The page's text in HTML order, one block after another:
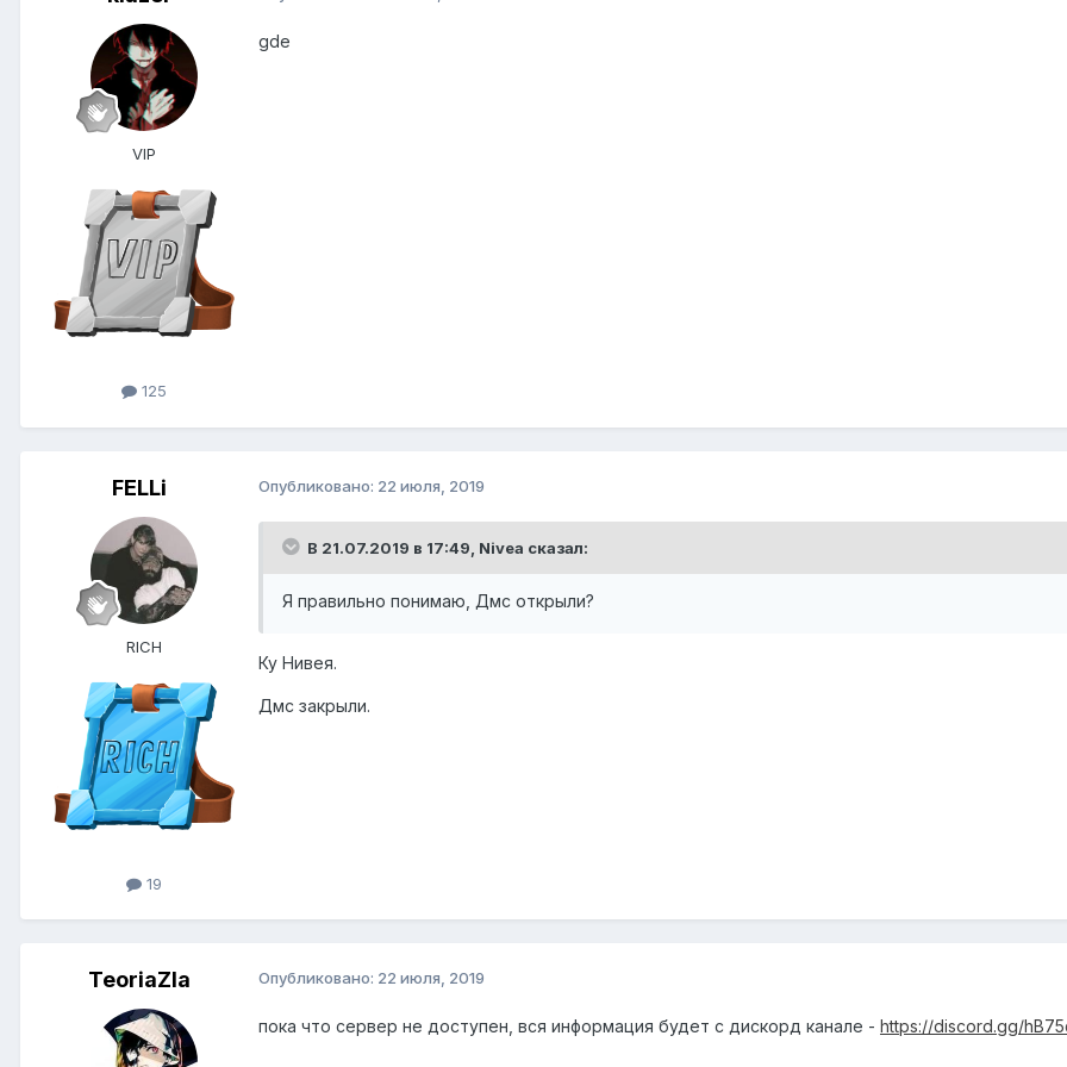
VIP
125
gde
FELLi
RICH
19
Опубликовано: 22 июля, 2019
В 21.07.2019 в 17:49, Nivea сказал:
Я правильно понимаю, Дмс открыли?
Ку Нивея.
Дмс закрыли.
TeoriaZla Опубликовано: 22 июля, 2019
пока что сервер не доступен, вся информация будет с дискорд канале - https://discord.gg/